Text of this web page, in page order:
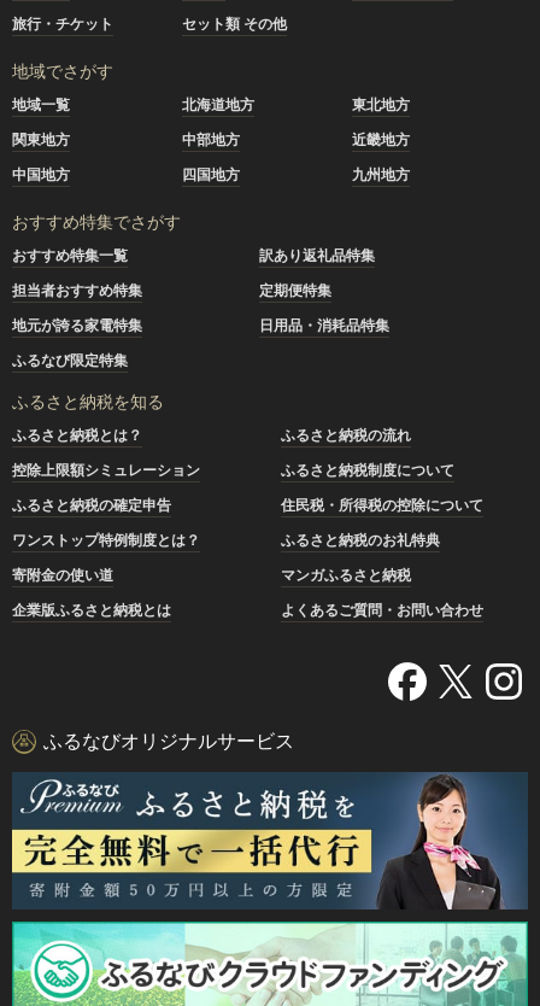
旅行・チケット
セット類 その他
地域でさがす
地域一覧 北海道地方
東北地方
関東地方
中部地方
近畿地方
中国地方
四国地方 九州地方
おすすめ特集でさがす
おすすめ特集一覧
訳あり返礼品特集
担当者おすすめ特集
定期便特集
地元が誇る家電特集
日用品・消耗品特集
ふるなび限定特集
ふるさと納税を知る
ふるさと納税とは？
ふるさと納税の流れ
控除上限額シミュレーション
ふるさと納税制度について
ふるさと納税の確定申告
住民税・所得税の控除について
ワンストップ特例制度とは？
ふるさと納税のお礼特典
寄附金の使い道
マンガふるさと納税
企業版ふるさと納税とは
よくあるご質問・お問い合わせ
ふるなびオリジナルサービス